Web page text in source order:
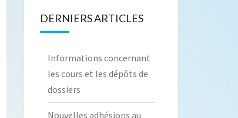
DERNIERS ARTICLES
Informations concernant
les cours et les dépôts de
dossiers
Nouvelles adhésions au